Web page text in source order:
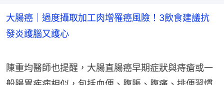
大腸癌｜過度攝取加工肉增罹癌風險！3飲食建議抗
發炎護腦又護心
陳重均醫師也提醒，大腸直腸癌早期症狀與痔瘡或一